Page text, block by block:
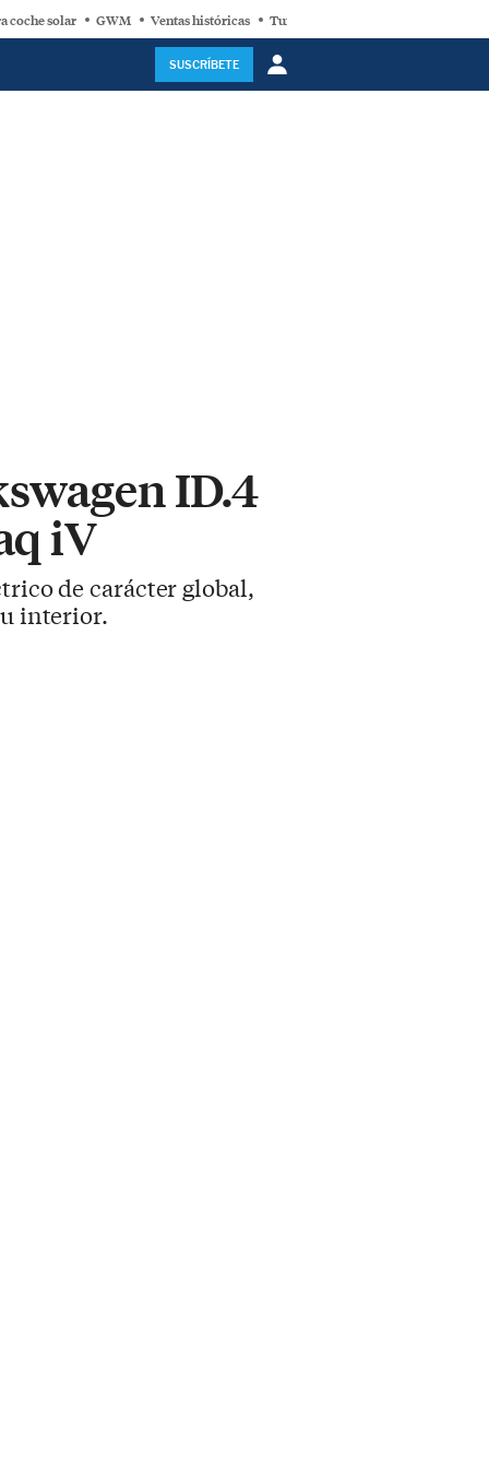
coche solar GWM Ventas históricas Turbina eólica
SUSCRÍBETE
ID.4
iV
de carácter global,
interior.